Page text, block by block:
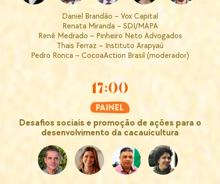
Daniel Brandão – Vox Capital
Renata Miranda – SDI/MAPA
Renê Medrado – Pinheiro Neto Advogados
Thais Ferraz – Instituto Arapyaú
Pedro Ronca – CocoaAction Brasil (moderador)
17:00
Desafios sociais e promoção de ações para o
desenvolvimento da cacauicultura